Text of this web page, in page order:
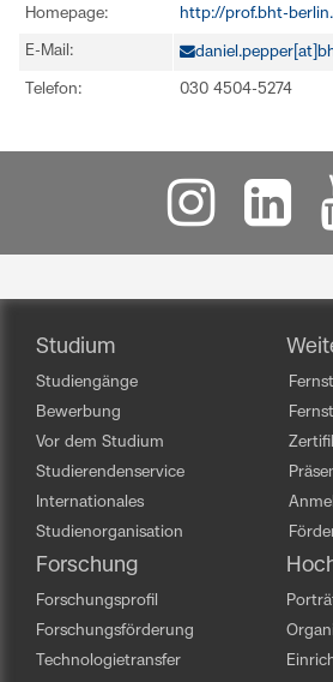
Homepage: http://prof.bht-
E-Mail:
Telefon: 030 4504-5274
Studium
Studiengänge
Bewerbung
Vor dem Studium
Studierendenservice
Internationales
Studienorganisation
Forschung
Forschungsprofil
Forschungsförderung
Technologietransfer